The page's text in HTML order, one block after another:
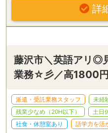
詳
藤沢市＼英語アリ◎
業務☆彡／高1800
派遣・受託業務スタッフ 未経
残業少なめ（20H以下）
土日
社食・休憩室あり
語学力を活